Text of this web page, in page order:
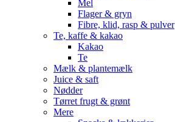
Mel
Flager & gryn
Fibre, klid, rasp & pulver
Te, kaffe & kakao
Kakao
Te
Mælk & plantemælk
Juice & saft
Nødder
Tørret frugt & grønt
Mere